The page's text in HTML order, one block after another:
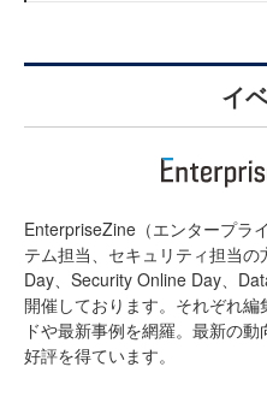
イ
EnterpriseZine（エンタープラ
テム担当、セキュリティ担当
Day、Security Online Day、
開催しております。それぞれ
ドや最新事例を網羅。最新の動
好評を得ています。